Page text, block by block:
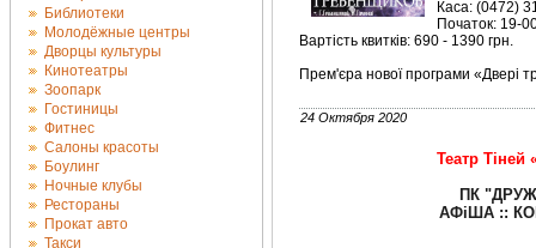
Библиотеки
Молодёжные центры
Дворцы культуры
Кинотеатры
Зоопарк
Гостиницы
Фитнес
Салоны красоты
Боулинг
Ночные клубы
Рестораны
Прокат авто
Такси
Каса: (0472)
Початок: 19-
Вартість квитків: 690 - 1390 грн.
Прем'єра нової програми «Двері
24 Октября 2020
Театр Тіней
ПК
АФіША ::